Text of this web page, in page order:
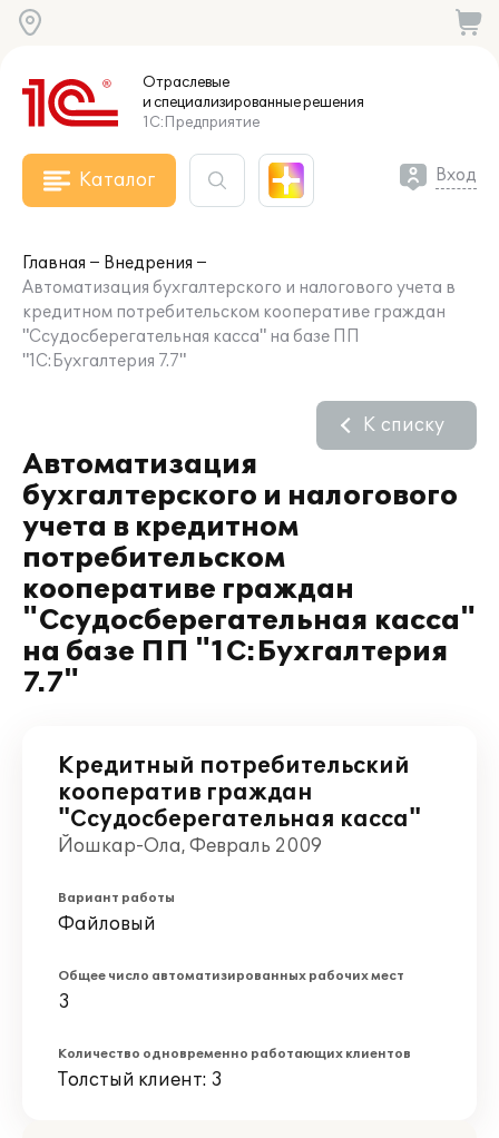
Отраслевые
и специализированныерешения
1С:Предприятие
Каталог Вход
Главная
Внедрения
Автоматизация бухгалтерского и налогового учета в
кредитном потребительском кооперативе граждан
"Ссудосберегательная касса" на базе ПП
"1С:Бухгалтерия 7.7"
Автоматизация
бухгалтерского и налогового
учета в кредитном
потребительском
кооперативе граждан
"Ссудосберегательная касса"
на базе ПП "1С:Бухгалтерия
7.7"
К списку
Кредитный потребительский
кооператив граждан
"Ссудосберегательная касса"
Йошкар-Ола, Февраль 2009
Вариант работы
Файловый
Общее число автоматизированных рабочих мест
3
Количество одновременно работающих клиентов
Толстый клиент: 3